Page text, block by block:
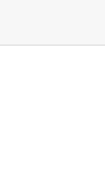
так і
людей